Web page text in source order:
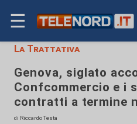
☰
La Trattativa
Genova, siglato
Confcommercio e i
contratti a termine
di Riccardo Testa